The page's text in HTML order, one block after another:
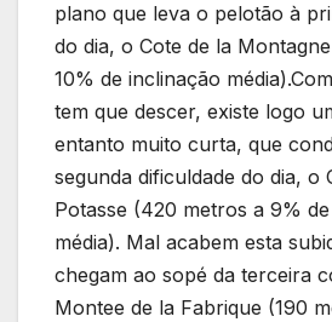
plano que leva o pelotão à
do dia, o Cote de la
10% de inclinação
tem que descer, existe logo
entanto muito curta, que
segunda dificuldade do dia, o
Potasse (420 metros a 9%
média). Mal acabem esta
chegam ao sopé da terceira
Montee de la Fabrique (190